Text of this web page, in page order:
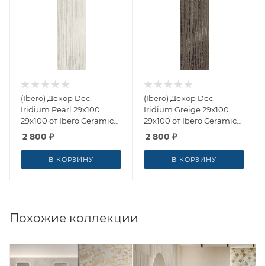
(Ibero) Декор Dec.
Iridium Pearl 29x100
29x100 от Ibero Ceramicas
(Испания)
2 800 ₽
В КОРЗИНУ
(Ibero) Декор Dec.
Iridium Greige 29x100
29x100 от Ibero Ceramicas
(Испания)
2 800 ₽
В КОРЗИНУ
Похожие коллекции